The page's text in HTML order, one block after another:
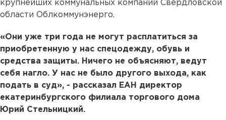
крупнейших коммунальных компаний Свердловской
области Облкоммунэнерго.
«Они уже три года не могут расплатиться за
приобретенную у нас спецодежду, обувь и
средства защиты. Ничего не объясняют, ведут
себя нагло. У нас не было другого выхода, как
подать в суд», - рассказал ЕАН директор
екатеринбургского филиала торгового дома
Юрий Стельницкий.